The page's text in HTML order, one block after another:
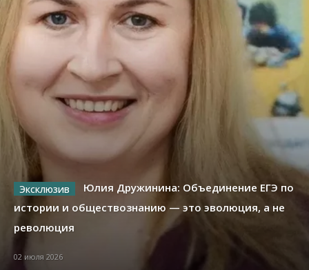
Юлия Дружинина: Объединение ЕГЭ по
истории и обществознанию — это эволюция, а не
революция
02 июля 2026